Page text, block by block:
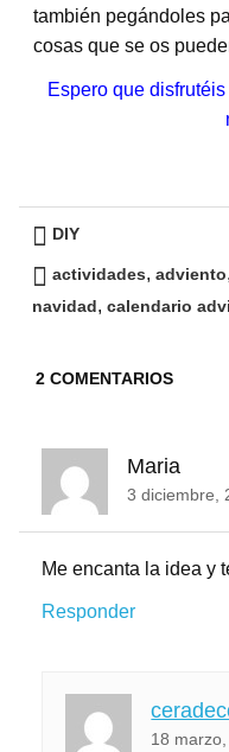
también pegándoles
cosas que se os
Espero que
DIY
actividades,adviento
navidad,calendario
2 COMENTARIOS
Maria
3 diciembre,
Me encanta la idea y
Responder
18